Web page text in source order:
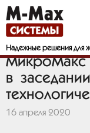
Надежные решения для
МикроМакс
в
16 апреля 2020